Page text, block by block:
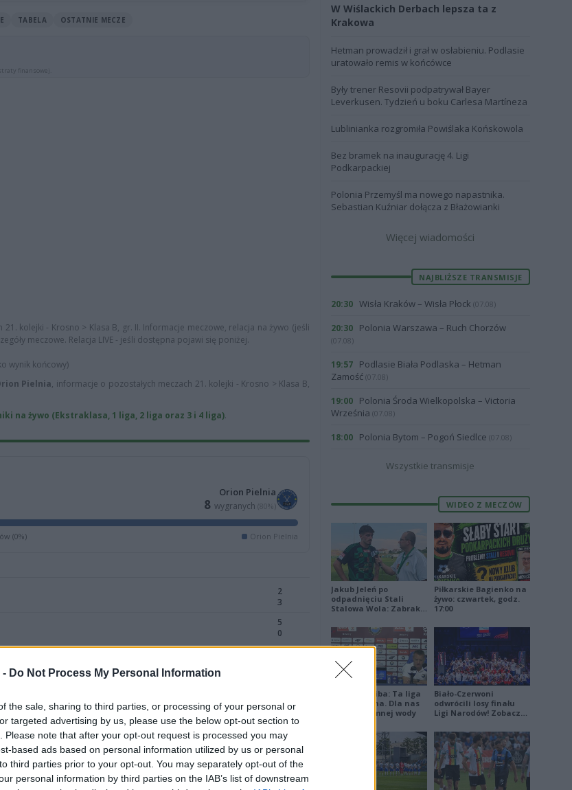
- Do Not Process My Personal Information
the sale, sharing to third parties, or processing of your personal or
targeted advertising by us, please use the below opt-out section to
Please note that after your opt-out request is processed you may
based ads based on personal information utilized by us or personal
third parties prior to your opt-out. You may separately opt-out of the
personal information by third parties on the IAB’s list of downstream
TABELA OSTATNIE MECZE
finansowej.
21. kolejki - Krosno > Klasa B, gr. II. Informacje meczowe, relacja na żywo (jeśli
meczowe. Relacja LIVE - jeśli dostępna pojawi się poniżej.
wynik końcowy)
Pielnia, informacje o pozostałych meczach 21. kolejki - Krosno > Klasa B,
na żywo (Ekstraklasa, 1 liga, 2 liga oraz 3 i 4 liga).
Orion Pielnia
8 wygranych (80%)
(0%) Orion Pielnia
2
3
5
0
8
0
(6)
W Wiślackich Derbach lepsza ta z
Krakowa
Hetman prowadził i grał w osłabieniu. Podlasie
uratowało remis w końcówce
Były trener Resovii podpatrywał Bayer
Leverkusen. Tydzień u boku Carlesa Martíneza
Lublinianka rozgromiła Powiślaka Końskowola
Bez bramek na inaugurację 4. Ligi
Podkarpackiej
Polonia Przemyśl ma nowego napastnika.
Sebastian Kuźniar dołącza z Błażowianki
Więcej wiadomości
NAJBLIŻSZE TRANSMISJE
20:30 Wisła Kraków – Wisła Płock (07.08)
20:30 Polonia Warszawa – Ruch Chorzów
(07.08)
19:57
Podlasie Biała Podlaska – Hetman
Zamość (07.08)
19:00
Polonia Środa Wielkopolska – Victoria
Września (07.08)
18:00 Polonia Bytom – Pogoń Siedlce (07.08)
Wszystkie transmisje
WIDEO Z MECZÓW
Jakub Jeleń po
odpadnięciu Stali
Stalowa Wola: Zabrakło
Piłkarskie Bagienko na
żywo: czwartek, godz.
17:00
Damian Skiba: Ta liga
jest brutalna. Dla nas
to kubeł zimnej wody
Biało-Czerwoni
odwrócili losy finału
Ligi Narodów! Zobacz